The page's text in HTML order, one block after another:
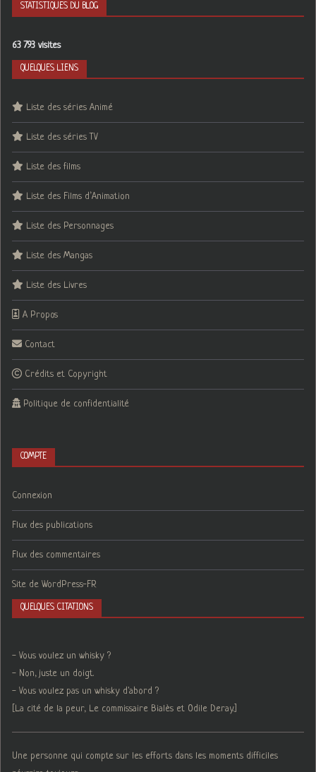
STATISTIQUES DU BLOG
63 793 visites
QUELQUES LIENS
Liste des séries Animé
Liste des séries TV
Liste des films
Liste des Films d’Animation
Liste des Personnages
Liste des Mangas
Liste des Livres
A Propos
Contact
Crédits et Copyright
Politique de confidentialité
COMPTE
Connexion
Flux des publications
Flux des commentaires
Site de WordPress-FR
QUELQUES CITATIONS
- Vous voulez un whisky ?
- Non, juste un doigt.
- Vous voulez pas un whisky d'abord ?
[La cité de la peur, Le commissaire Bialès et Odile Deray.]
Une personne qui compte sur les efforts dans les moments difficiles